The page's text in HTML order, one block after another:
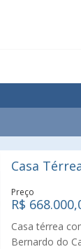
Casa
Preço
R$
Casa térrea
Bernardo do